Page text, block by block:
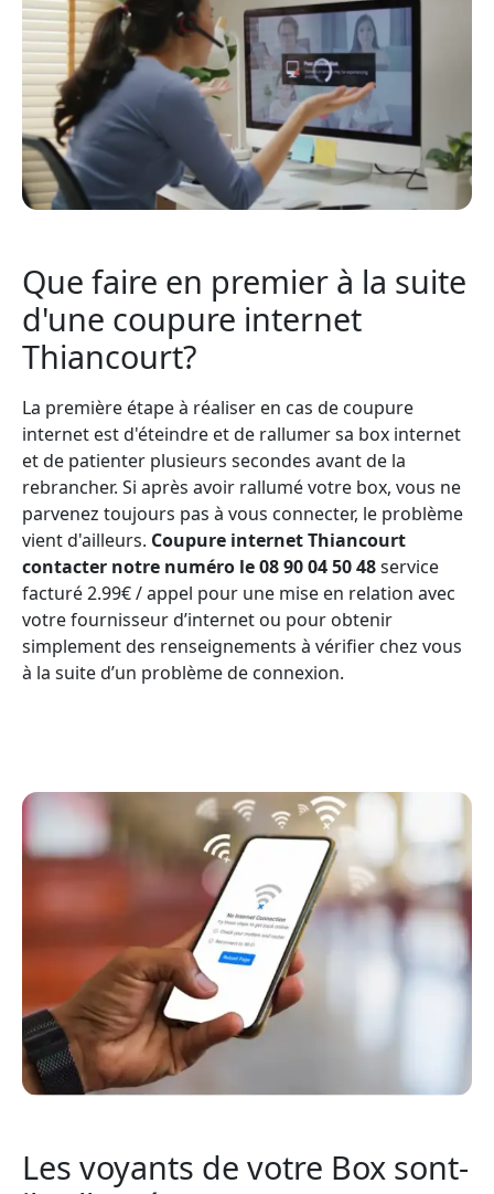
Que faire en premier à la suite
d'une coupure internet
Thiancourt?
La première étape à réaliser en cas de coupure
internet est d'éteindre et de rallumer sa box internet
et de patienter plusieurs secondes avant de la
rebrancher. Si après avoir rallumé votre box, vous ne
parvenez toujours pas à vous connecter, le problème
vient d'ailleurs. Coupure internet Thiancourt
contacter notre numéro le 08 90 04 50 48service
facturé 2.99€ / appel pour une mise en relation avec
votre fournisseur d’internet ou pour obtenir
simplement des renseignements à vérifier chez vous
à la suite d’un problème de connexion.
Les voyants de votre Box sont-